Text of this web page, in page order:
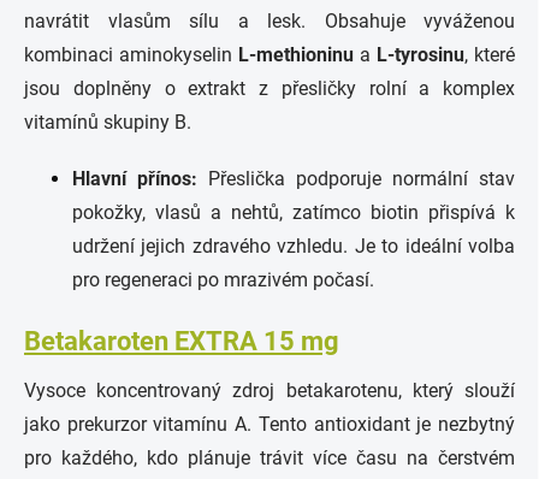
navrátit vlasům sílu a lesk. Obsahuje vyváženou
kombinaci aminokyselin L-methioninu a L-tyrosinu, které
jsou doplněny o extrakt z přesličky rolní a komplex
vitamínů skupiny B.
Hlavní přínos: Přeslička podporuje normální stav
pokožky, vlasů a nehtů, zatímco biotin přispívá k
udržení jejich zdravého vzhledu. Je to ideální volba
pro regeneraci po mrazivém počasí.
Betakaroten EXTRA 15 mg
Vysoce koncentrovaný zdroj betakarotenu, který slouží
jako prekurzor vitamínu A. Tento antioxidant je nezbytný
pro každého, kdo plánuje trávit více času na čerstvém